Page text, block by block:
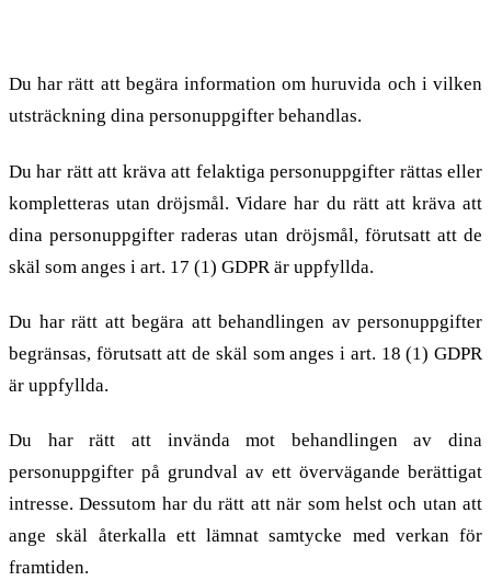
Du har rätt att begära information om huruvida och i vilken
utsträckning dina personuppgifter behandlas.
Du har rätt att kräva att felaktiga personuppgifter rättas eller
kompletteras utan dröjsmål. Vidare har du rätt att kräva att
dina personuppgifter raderas utan dröjsmål, förutsatt att de
skäl som anges i art. 17 (1) GDPR är uppfyllda.
Du har rätt att begära att behandlingen av personuppgifter
begränsas, förutsatt att de skäl som anges i art. 18 (1) GDPR
är uppfyllda.
Du har rätt att invända mot behandlingen av dina
personuppgifter på grundval av ett övervägande berättigat
intresse. Dessutom har du rätt att när som helst och utan att
ange skäl återkalla ett lämnat samtycke med verkan för
framtiden.